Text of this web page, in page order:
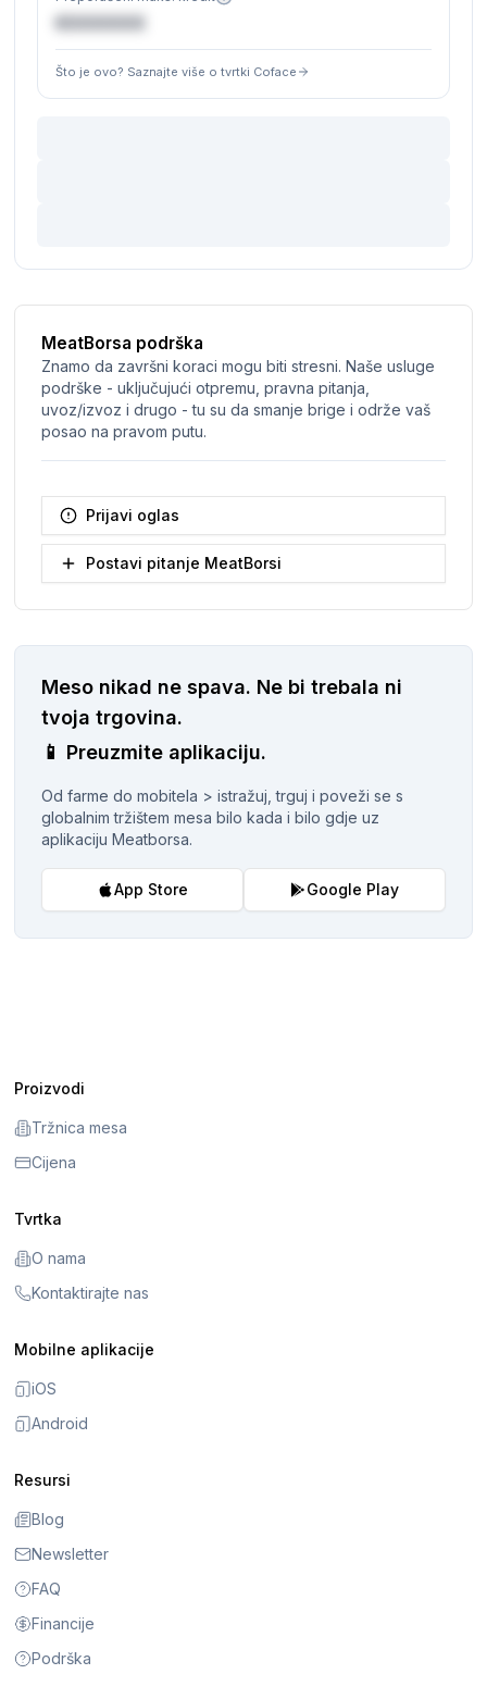
€XXXXXX
Što je ovo? Saznajte više o tvrtki Coface
MeatBorsa podrška
Znamo da završni koraci mogu biti stresni. Naše usluge
podrške - uključujući otpremu, pravna pitanja,
uvoz/izvoz i drugo - tu su da smanje brige i održe vaš
posao na pravom putu.
Prijavi oglas
Postavi pitanje MeatBorsi
Meso nikad ne spava. Ne bi trebala ni
tvoja trgovina.
📱 Preuzmite aplikaciju.
Od farme do mobitela > istražuj, trguj i poveži se s
globalnim tržištem mesa bilo kada i bilo gdje uz
aplikaciju Meatborsa.
App Store Google Play
Proizvodi
Tržnica mesa
Cijena
Tvrtka
O nama
Kontaktirajte nas
Mobilne aplikacije
iOS
Android
Resursi
Blog
Newsletter
FAQ
Financije
Podrška